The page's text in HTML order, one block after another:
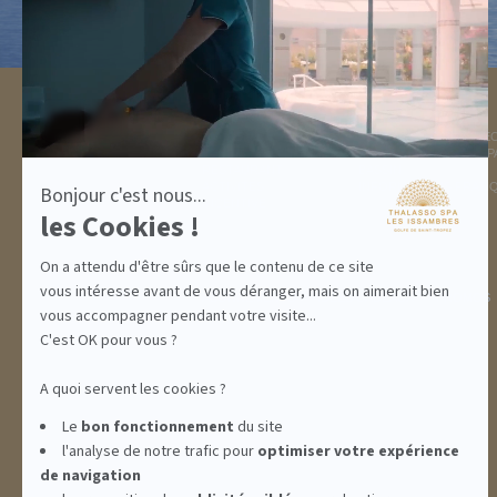
Axeptio
Bonjour c'est nous...
les Cookies !
On a attendu d'être sûrs que le contenu de ce site
vous intéresse avant de vous déranger, mais on aimerait bien
vous accompagner pendant votre visite...
C'est OK pour vous ?
A quoi servent les cookies ?
Le bon fonctionnement du site
l'analyse de notre trafic pour optimiservotre expérience
de navigation
DESTINATION
GOLFE DE ST TROPEZ
INCENTIVE
THALASSO SPA
LA THALASSO EN
CENTRE THALASSO
INFORMATIONS
ABONNEMENTS IDÉES CADEAUX PROMOS